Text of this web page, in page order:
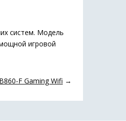
систем. Модель
игровой
F Gaming Wifi →